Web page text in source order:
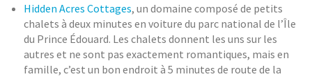
Hidden Acres Cottages, un domaine composé de petits
chalets à deux minutes en voiture du parc national de l’Île
du Prince Édouard. Les chalets donnent les uns sur les
autres et ne sont pas exactement romantiques, mais en
famille, c’est un bon endroit à 5 minutes de route de la